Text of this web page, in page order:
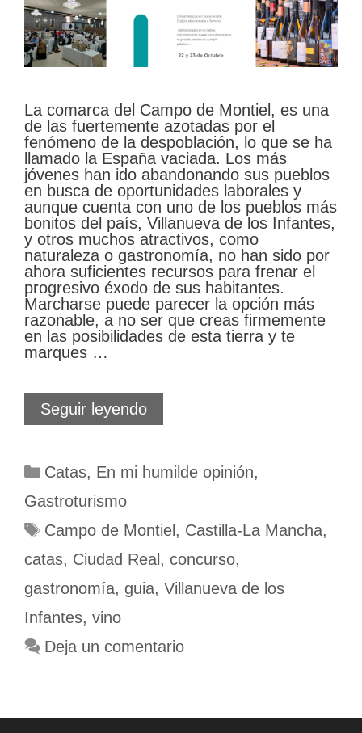
La comarca del Campo de Montiel, es una
de las fuertemente azotadas por el
fenómeno de la despoblación, lo que se ha
llamado la España vaciada. Los más
jóvenes han ido abandonando sus pueblos
en busca de oportunidades laborales y
aunque cuenta con uno de los pueblos más
bonitos del país, Villanueva de los Infantes,
y otros muchos atractivos, como
naturaleza o gastronomía, no han sido por
ahora suficientes recursos para frenar el
progresivo éxodo de sus habitantes.
Marcharse puede parecer la opción más
razonable, a no ser que creas firmemente
en las posibilidades de esta tierra y te
marques …
Seguir leyendoQuijotes
de
vinos
Categorías
Catas, En mi humilde opinión,
Gastroturismo
Etiquetas
Campo de Montiel , Castilla-La Mancha,
catas, Ciudad Real , concurso,
gastronomía, guia, Villanueva de los
Infantes, vino
Deja un comentario